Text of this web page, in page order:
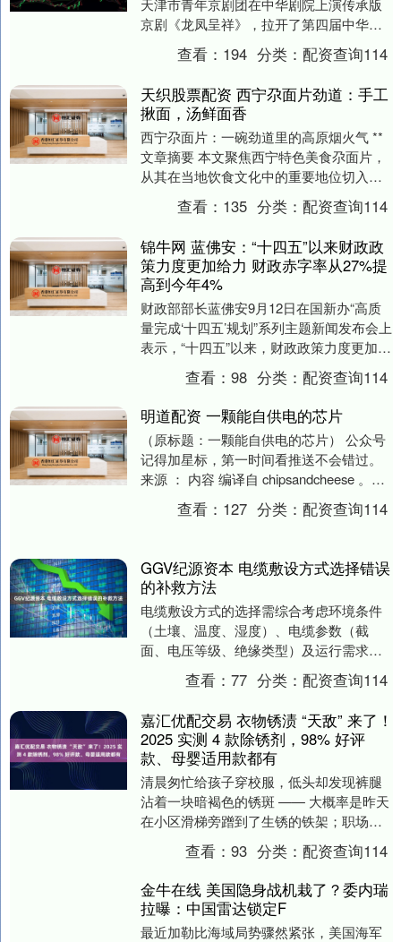
天津市青年京剧团在中华剧院上演传承版
京剧《龙凤呈祥》，拉开了第四届中华戏
曲精品邀请展的帷幕，以名家新秀同台的
演出阵容，在....
查看： 194 分类：配资查询114
天织股票配资 西宁尕面片劲道：手工
揪面，汤鲜面香
西宁尕面片：一碗劲道里的高原烟火气 **
文章摘要 本文聚焦西宁特色美食尕面片，
从其在当地饮食文化中的重要地位切入，
详细阐述这道美食的独特魅力。文章先介
绍尕面片....
查看： 135 分类：配资查询114
锦牛网 蓝佛安：“十四五”以来财政政
策力度更加给力 财政赤字率从27%提
高到今年4%
财政部部长蓝佛安9月12日在国新办“高质
量完成‘十四五’规划”系列主题新闻发布会上
表示，“十四五”以来，财政政策力度更加给
力。赤字率从2.7%提高到3.8%，今....
查看：98 分类：配资查询114
明道配资 一颗能自供电的芯片
（原标题：一颗能自供电的芯片） 公众号
记得加星标，第一时间看推送不会错过。
来源 ： 内容 编译自 chipsandcheese 。
Hot Chips 202....
查看： 127 分类：配资查询114
GGV纪源资本 电缆敷设方式选择错误
的补救方法
电缆敷设方式的选择需综合考虑环境条件
（土壤、温度、湿度）、电缆参数（截
面、电压等级、绝缘类型）及运行需求
（载流量、维护便利性），任何环节的误
判都可能导致电缆过热....
查看：77 分类：配资查询114
嘉汇优配交易 衣物锈渍 “天敌” 来了！
2025 实测 4 款除锈剂，98% 好评
款、母婴适用款都有
清晨匆忙给孩子穿校服，低头却发现裤腿
沾着一块暗褐色的锈斑 —— 大概率是昨天
在小区滑梯旁蹭到了生锈的铁架；职场人
精心搭配的白衬衫，挂在衣柜里却被金属
挂钩蹭出一道....
查看：93 分类：配资查询114
金牛在线 美国隐身战机栽了？委内瑞
拉曝：中国雷达锁定F
最近加勒比海域局势骤然紧张，美国海军